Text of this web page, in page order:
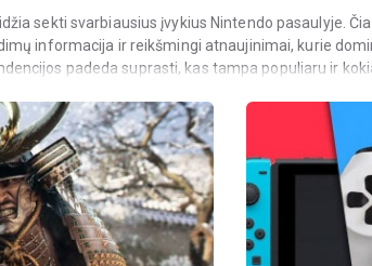
GELEŽIS
VIDEO
APŽVALGOS
ŽAIDIMAI
sekti svarbiausius įvykius Nintendo pasaulyje.
informacija ir reikšmingi atnaujinimai, kurie
padeda suprasti, kas tampa populiaru ir